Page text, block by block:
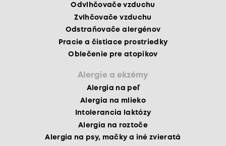
Odvlhčovače vzduchu
Zvlhčovače vzduchu
Odstraňovače alergénov
Pracie a čistiace prostriedky
Oblečenie pre atopikov
Alergie a ekzémy
Alergia na peľ
Alergia na mlieko
Intolerancia laktózy
Alergia na roztoče
Alergia na psy, mačky a iné zvieratá